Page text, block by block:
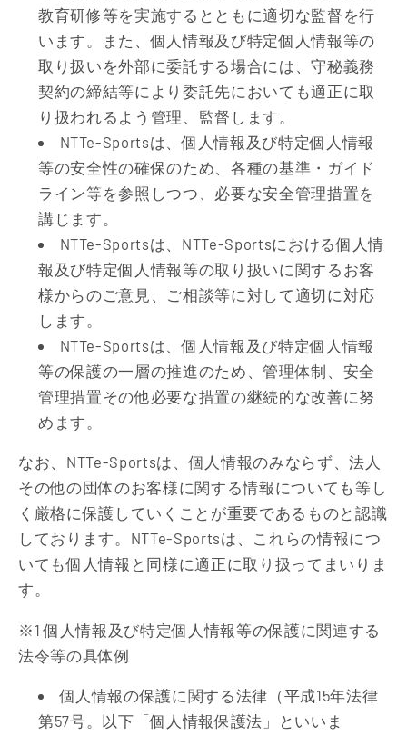
教育研修等を実施するとともに適切な監督を行
います。また、個人情報及び特定個人情報等の
取り扱いを外部に委託する場合には、守秘義務
契約の締結等により委託先においても適正に取
り扱われるよう管理、監督します。
NTTe-Sportsは、個人情報及び特定個人情報
等の安全性の確保のため、各種の基準・ガイド
ライン等を参照しつつ、必要な安全管理措置を
講じます。
NTTe-Sportsは、NTTe-Sportsにおける個人情
報及び特定個人情報等の取り扱いに関するお客
様からのご意見、ご相談等に対して適切に対応
します。
NTTe-Sportsは、個人情報及び特定個人情報
等の保護の一層の推進のため、管理体制、安全
管理措置その他必要な措置の継続的な改善に努
めます。
なお、NTTe-Sportsは、個人情報のみならず、法人
その他の団体のお客様に関する情報についても等し
く厳格に保護していくことが重要であるものと認識
しております。NTTe-Sportsは、これらの情報につ
いても個人情報と同様に適正に取り扱ってまいりま
す。
※1 個人情報及び特定個人情報等の保護に関連する
法令等の具体例
個人情報の保護に関する法律（平成15年法律
第57号。以下「個人情報保護法」といいま